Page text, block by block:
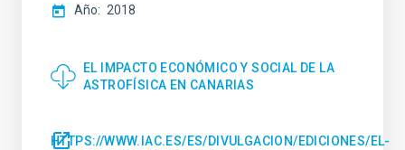
Año
2018
EL IMPACTO ECONÓMICO Y SOCIAL DE LA
ASTROFÍSICA EN CANARIAS
HTTPS://WWW.IAC.ES/ES/DIVULGACION/EDICIONES/EL-